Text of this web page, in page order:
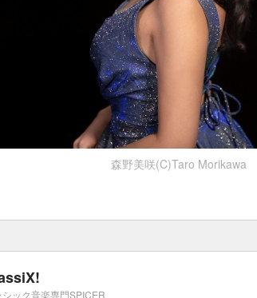
森野美咲(C)Taro Morikawa
シック音楽専門SPICER